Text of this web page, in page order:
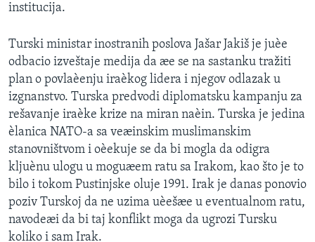
institucija.
Turski ministar inostranih poslova Jašar Jakiš je juèe
odbacio izveštaje medija da æe se na sastanku tražiti
plan o povlaèenju iraèkog lidera i njegov odlazak u
izgnanstvo. Turska predvodi diplomatsku kampanju za
rešavanje iraèke krize na miran naèin. Turska je jedina
èlanica NATO-a sa veæinskim muslimanskim
stanovništvom i oèekuje se da bi mogla da odigra
kljuènu ulogu u moguæem ratu sa Irakom, kao što je to
bilo i tokom Pustinjske oluje 1991. Irak je danas ponovio
poziv Turskoj da ne uzima uèešæe u eventualnom ratu,
navodeæi da bi taj konflikt moga da ugrozi Tursku
koliko i sam Irak.